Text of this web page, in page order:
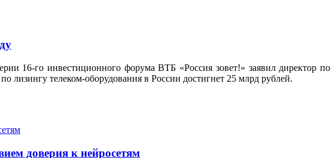
16-го инвестиционного форума ВТБ «Россия зовет!» заявил директор по
телеком-оборудования в России достигнет 25 млрд рублей.
доверия к нейросетям